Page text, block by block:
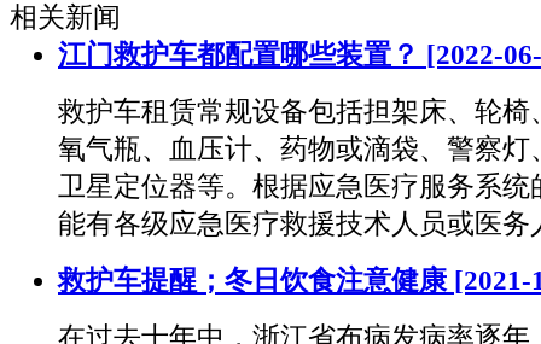
相关新闻
江门救护车都配置哪些装置？ [2022-
救护车租赁常规设备包括担架床、轮椅
氧气瓶、血压计、药物或滴袋、警察灯
卫星定位器等。根据应急医疗服务系
能有各级应急医疗救援技术人员或医务
救护车提醒；冬日饮食注意健康 [2021-
在过去十年中，浙江省布病发病率逐年